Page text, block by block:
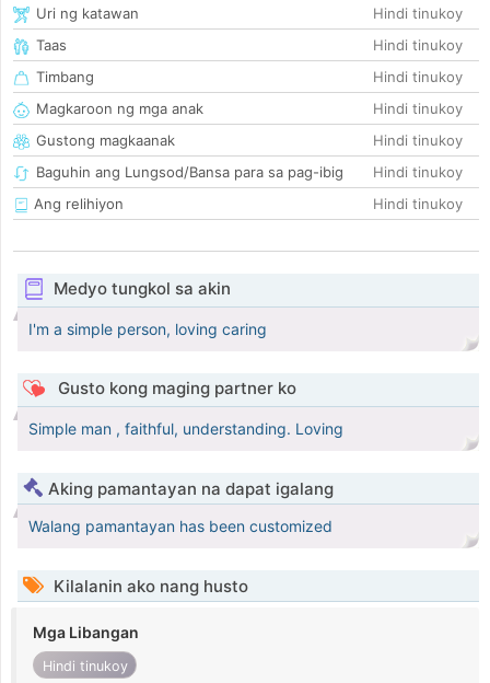
Uri ng katawan
Hindi tinukoy
Taas
Hindi tinukoy
Timbang
Hindi tinukoy
Magkaroon ng mga anak
Hindi tinukoy
Gustong magkaanak
Hindi tinukoy
Baguhin ang Lungsod/Bansa para sa pag-ibig
Hindi tinukoy
Ang relihiyon
Hindi tinukoy
Medyo tungkol sa akin
I'm a simple person, loving caring
Gusto kong maging partner ko
Simple man , faithful, understanding. Loving
Aking pamantayan na dapat igalang
Walang pamantayan has been customized
Kilalanin ako nang husto
Mga Libangan
Hindi tinukoy